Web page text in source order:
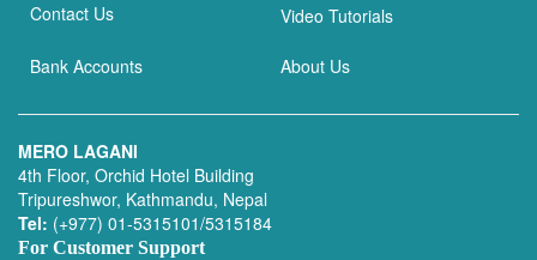
Contact Us Video Tutorials
Bank Accounts About Us
MERO LAGANI
4th Floor, Orchid Hotel Building
Tripureshwor, Kathmandu, Nepal
Tel: (+977) 01-5315101/5315184
For Customer Support